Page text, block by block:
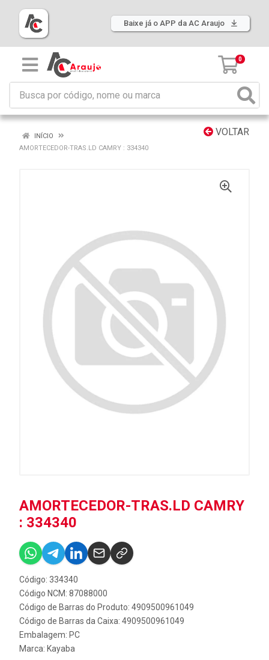
Baixe já o APP da AC Araujo
0
VOLTAR
INÍCIO
AMORTECEDOR-TRAS.LD CAMRY : 334340
AMORTECEDOR-TRAS.LD CAMRY
: 334340
Código: 334340
Código NCM: 87088000
Código de Barras do Produto: 4909500961049
Código de Barras da Caixa: 4909500961049
Embalagem: PC
Marca: Kayaba